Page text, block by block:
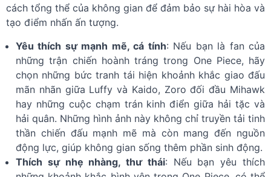
cách tổng thể của không gian để đảm bảo sự hài hòa và
tạo điểm nhấn ấn tượng.
Yêu thích sự mạnh mẽ, cá tính: Nếu bạn là fan của
những trận chiến hoành tráng trong One Piece, hãy
chọn những bức tranh tái hiện khoảnh khắc giao đấu
mãn nhãn giữa Luffy và Kaido, Zoro đối đầu Mihawk
hay những cuộc chạm trán kinh điển giữa hải tặc và
hải quân. Những hình ảnh này không chỉ truyền tải tinh
thần chiến đấu mạnh mẽ mà còn mang đến nguồn
động lực, giúp không gian sống thêm phần sinh động.
Thích sự nhẹ nhàng, thư thái: Nếu bạn yêu thích